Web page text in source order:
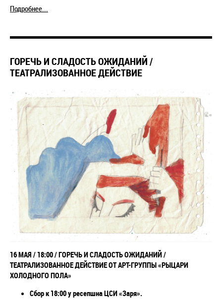
Подробнее...
ГОРЕЧЬ И СЛАДОСТЬ ОЖИДАНИЙ /
ТЕАТРАЛИЗОВАННОЕ ДЕЙСТВИЕ
16 МАЯ / 18:00 / ГОРЕЧЬ И СЛАДОСТЬ ОЖИДАНИЙ /
ТЕАТРАЛИЗОВАННОЕ ДЕЙСТВИЕ ОТ АРТ-ГРУППЫ «РЫЦАРИ
ХОЛОДНОГО ПОЛА»
Сбор к 18:00 у ресепшна ЦСИ «Заря».